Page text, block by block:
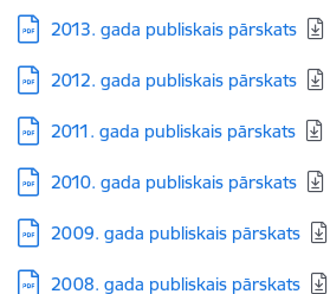
Lejupielādēt:
2013. gada publiskais pārskats
Lejupielādēt:
2012. gada publiskais pārskats
Lejupielādēt:
2011. gada publiskais pārskats
Lejupielādēt:
2010. gada publiskais pārskats
Lejupielādēt:
2009. gada publiskais pārskats
Lejupielādēt:
2008. gada publiskais pārskats